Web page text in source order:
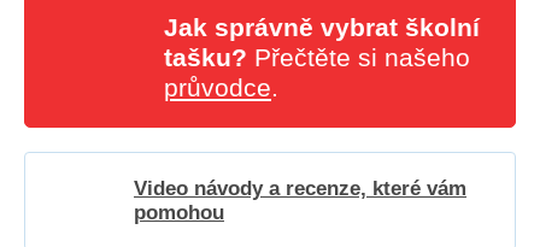
Jak správně vybrat školní
tašku? Přečtěte si našeho
průvodce.
Video návody a recenze, které vám
pomohou